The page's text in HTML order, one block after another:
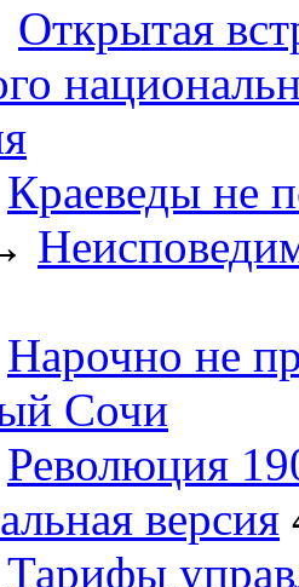
Открытая
Краеведы не
Нарочно не
Сочи
Революция
версия
Тарифы